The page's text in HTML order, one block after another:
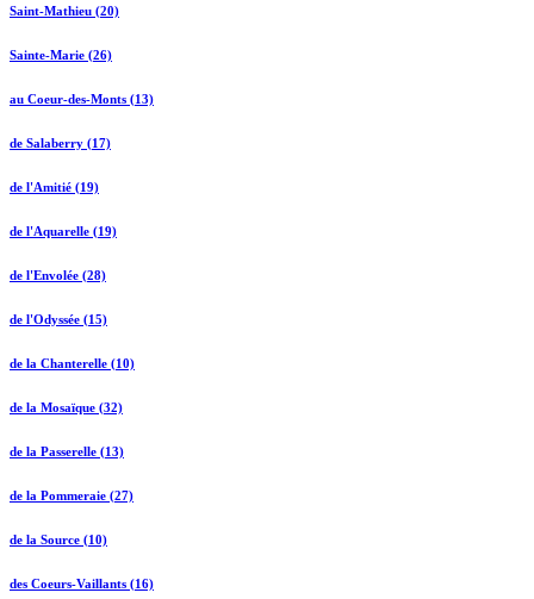
Saint-Mathieu (20)
Sainte-Marie (26)
au Coeur-des-Monts (13)
de Salaberry (17)
de l'Amitié (19)
de l'Aquarelle (19)
de l'Envolée (28)
de l'Odyssée (15)
de la Chanterelle (10)
de la Mosaïque (32)
de la Passerelle (13)
de la Pommeraie (27)
de la Source (10)
des Coeurs-Vaillants (16)